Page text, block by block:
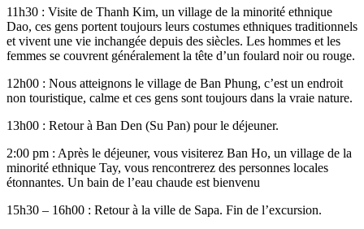
11h30 : Visite de Thanh Kim, un village de la minorité ethnique
Dao, ces gens portent toujours leurs costumes ethniques traditionnels
et vivent une vie inchangée depuis des siècles. Les hommes et les
femmes se couvrent généralement la tête d’un foulard noir ou rouge.
12h00 : Nous atteignons le village de Ban Phung, c’est un endroit
non touristique, calme et ces gens sont toujours dans la vraie nature.
13h00 : Retour à Ban Den (Su Pan) pour le déjeuner.
2:00 pm : Après le déjeuner, vous visiterez Ban Ho, un village de la
minorité ethnique Tay, vous rencontrerez des personnes locales
étonnantes. Un bain de l’eau chaude est bienvenu
15h30 – 16h00 : Retour à la ville de Sapa. Fin de l’excursion.